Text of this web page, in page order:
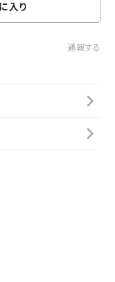
入り
通報する